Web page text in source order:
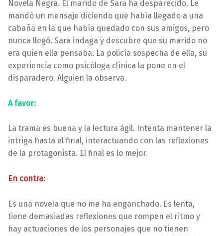
Novela Negra. El marido de Sara ha desparecido. Le
mandó un mensaje diciendo que había llegado a una
cabaña en la que había quedado con sus amigos, pero
nunca llegó. Sara indaga y descubre que su marido no
era quien ella pensaba. La policía sospecha de ella, su
experiencia como psicóloga clínica la pone en el
disparadero. Alguien la observa.
A favor:
La trama es buena y la lectura ágil. Intenta mantener la
intriga hasta el final, interactuando con las reflexiones
de la protagonista. El final es lo mejor.
En contra:
Es una novela que no me ha enganchado. Es lenta,
tiene demasiadas reflexiones que rompen el ritmo y
hay actuaciones de los personajes que no tienen